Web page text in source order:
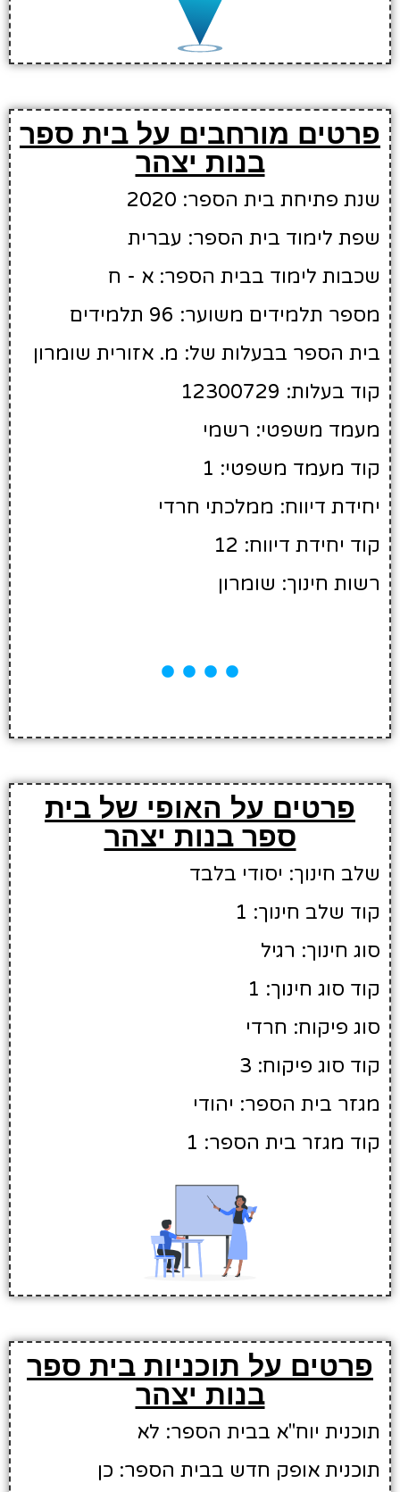
פרטים מורחבים על בית ספר
בנות יצהר
שנת פתיחת בית הספר: 2020
שפת לימוד בית הספר: עברית
שכבות לימוד בבית הספר: א - ח
מספר תלמידים משוער: 96 תלמידים
בית הספר בבעלות של: מ. אזורית שומרון
קוד בעלות: 12300729
מעמד משפטי: רשמי
קוד מעמד משפטי: 1
יחידת דיווח: ממלכתי חרדי
קוד יחידת דיווח: 12
רשות חינוך: שומרון
פרטים על האופי של בית
ספר בנות יצהר
שלב חינוך: יסודי בלבד
קוד שלב חינוך: 1
סוג חינוך: רגיל
קוד סוג חינוך: 1
סוג פיקוח: חרדי
קוד סוג פיקוח: 3
מגזר בית הספר: יהודי
קוד מגזר בית הספר: 1
פרטים על תוכניות בית ספר
בנות יצהר
תוכנית יוח"א בבית הספר: לא
תוכנית אופק חדש בבית הספר: כן